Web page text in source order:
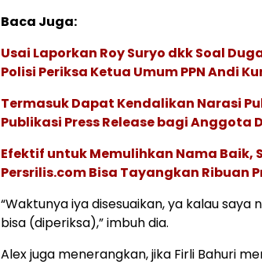
Baca Juga:
Usai Laporkan Roy Suryo dkk Soal
Polisi Periksa Ketua Umum PPN Andi
Termasuk Dapat Kendalikan Narasi
Publikasi Press Release bagi Anggota
Efektif untuk Memulihkan Nama Baik,
Persrilis.com Bisa Tayangkan Ribuan
“Waktunya iya disesuaikan, ya kalau
bisa (diperiksa),” imbuh dia.
Alex juga menerangkan, jika Firli Bahuri